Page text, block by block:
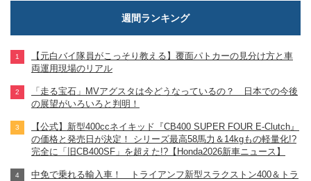
週間ランキング
【元白バイ隊員がこっそり教える】覆面パトカーの見分け方と車
両運用現場のリアル
「走る宝石」MVアグスタは今どうなっているの？ 日本での今後
の展望がいろいろと判明！
【公式】新型400ccネイキッド『CB400 SUPER FOUR E-Clutch』
の価格と発売日が決定！ シリーズ最高58馬力＆14kgもの軽量化!?
完全に「旧CB400SF」を超えた!?【Honda2026新車ニュース】
中免で乗れる輸入車！ トライアンフ新型スラクストン400＆トラ